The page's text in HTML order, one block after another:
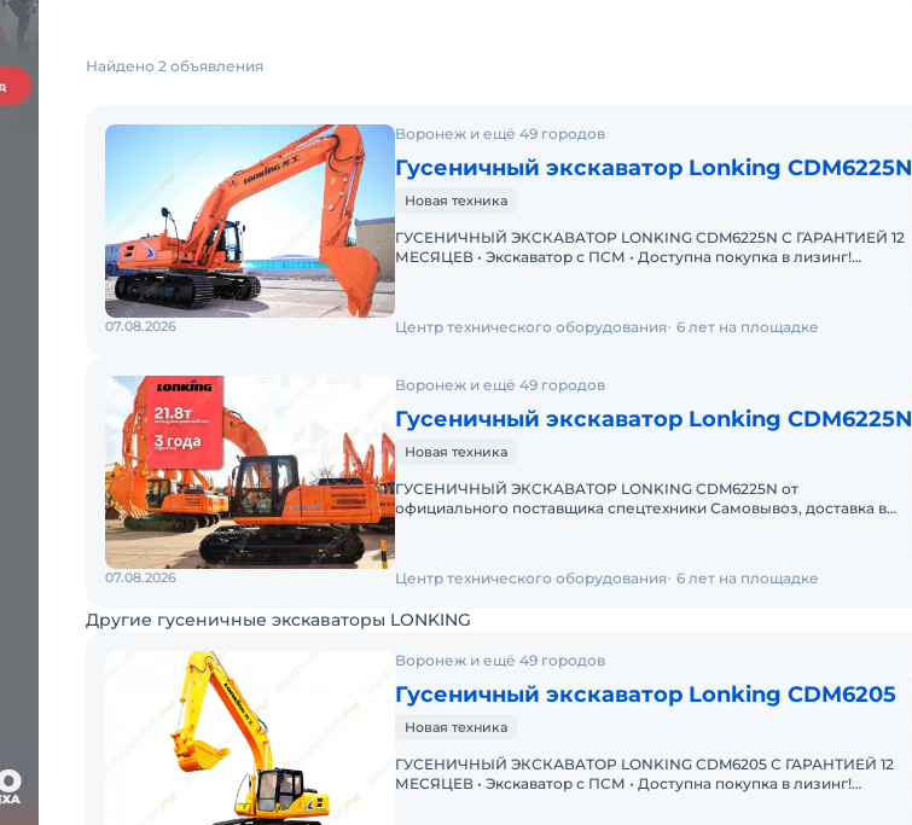
Найдено 2 объявления
Воронеж и ещё 49 городов
Гусеничный экскаватор Lonking CDM6225N
Новая техника
ГУСЕНИЧНЫЙ ЭКСКАВАТОР LONKING CDM6225N С ГАРАНТИЕЙ 12
МЕСЯЦЕВ • Экскаватор с ПСМ • Доступна покупка в лизинг!
07.08.2026 Центр технического оборудования 6 лет на площадке
Воронеж и ещё 49 городов
Гусеничный экскаватор Lonking CDM6225N
Новая техника
ГУСЕНИЧНЫЙ ЭКСКАВАТОР LONKING CDM6225N от
официального поставщика спецтехники Самовывоз, доставка в
07.08.2026 Центр технического оборудования 6 лет на площадке
Другие гусеничные экскаваторы LONKING
Воронеж и ещё 49 городов
Гусеничный экскаватор Lonking CDM6205
Новая техника
ГУСЕНИЧНЫЙ ЭКСКАВАТОР LONKING CDM6205 С ГАРАНТИЕЙ 12
МЕСЯЦЕВ • Экскаватор с ПСМ • Доступна покупка в лизинг!